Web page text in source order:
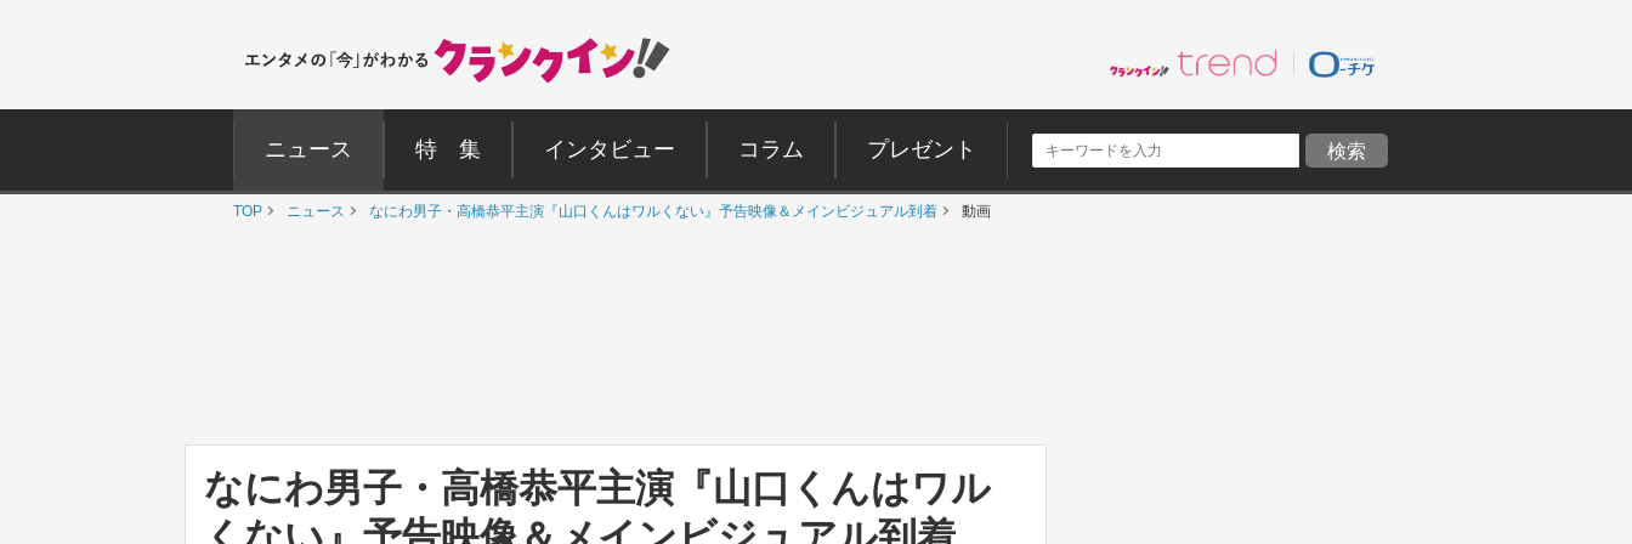
ニュース 特 集 インタビュー コラム プレゼント
TOP ニュース なにわ男子・高橋恭平主演『山口くんはワルくない』予告映像＆メインビジュアル到着 動画
なにわ男子・高橋恭平主演『山口くんはワル